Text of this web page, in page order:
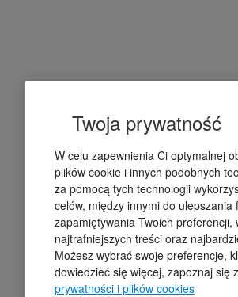
Twoja prywatność
W celu zapewnienia Ci optymalnej
plików cookie i innych podobnych
za pomocą tych technologii
celów, między innymi do ulepszania
zapamiętywania Twoich preferencji,
najtrafniejszych treści oraz
Możesz wybrać swoje preferencje,
dowiedzieć się więcej, zapoznaj się
prywatności i plików cookies